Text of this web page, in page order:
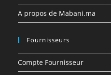
A propos de Mabani.ma
Fournisseurs
Compte Fournisseur